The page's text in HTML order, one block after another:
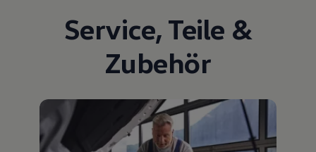
Service, Teile &
Zubehör